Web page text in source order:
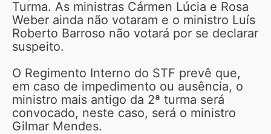
Turma. As ministras Cármen Lúcia e Rosa
Weber ainda não votaram e o ministro Luís
Roberto Barroso não votará por se declarar
suspeito.
O Regimento Interno do STF prevê que,
em caso de impedimento ou ausência, o
ministro mais antigo da 2ª turma será
convocado, neste caso, será o ministro
Gilmar Mendes.